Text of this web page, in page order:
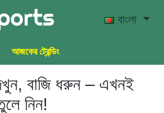
বাংলা
আজকের ট্রেন্ডিং
বাজি ধরুন – এখনই
নিন!